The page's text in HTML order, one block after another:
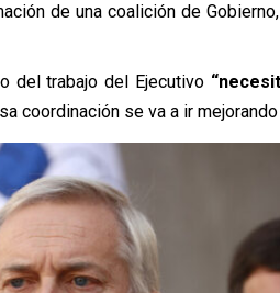
de una coalición de Gobierno,
del trabajo del Ejecutivo
coordinación se va a ir mejorando